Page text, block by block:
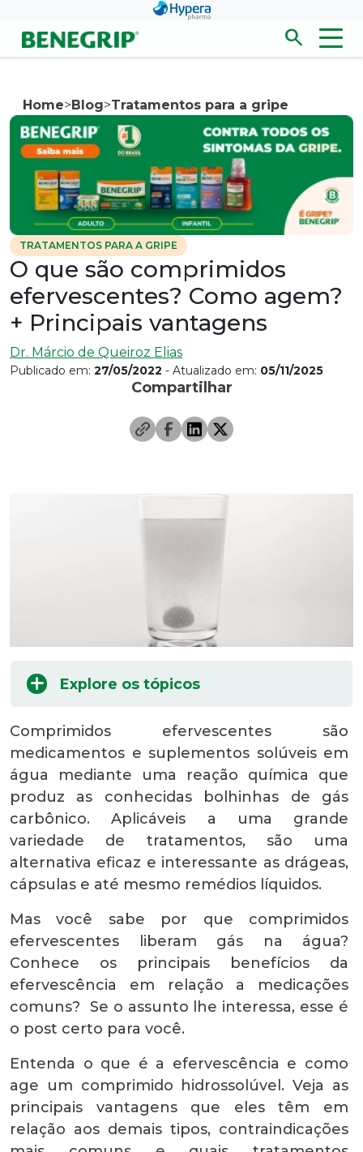
Pular para conteúdo principal
search
Abrir/
Home>Blog>Tratamentos para a gripe
TRATAMENTOS PARA A GRIPE
O que são comprimidos
efervescentes? Como agem?
+ Principais vantagens
Dr. Márcio de Queiroz Elias
Publicado em: 27/05/2022 - Atualizado em: 05/11/2025
Compartilhar
Explore os tópicos
Comprimidos efervescentes são
medicamentos e suplementos solúveis em
água mediante uma reação química que
produz as conhecidas bolhinhas de gás
carbônico. Aplicáveis a uma grande
variedade de tratamentos, são uma
alternativa eficaz e interessante as drágeas,
cápsulas e até mesmo remédios líquidos.
Mas você sabe por que comprimidos
efervescentes liberam gás na água?
Conhece os principais benefícios da
efervescência em relação a medicações
comuns? Se o assunto lhe interessa, esse é
o post certo para você.
Entenda o que é a efervescência e como
age um comprimido hidrossolúvel. Veja as
principais vantagens que eles têm em
relação aos demais tipos, contraindicações